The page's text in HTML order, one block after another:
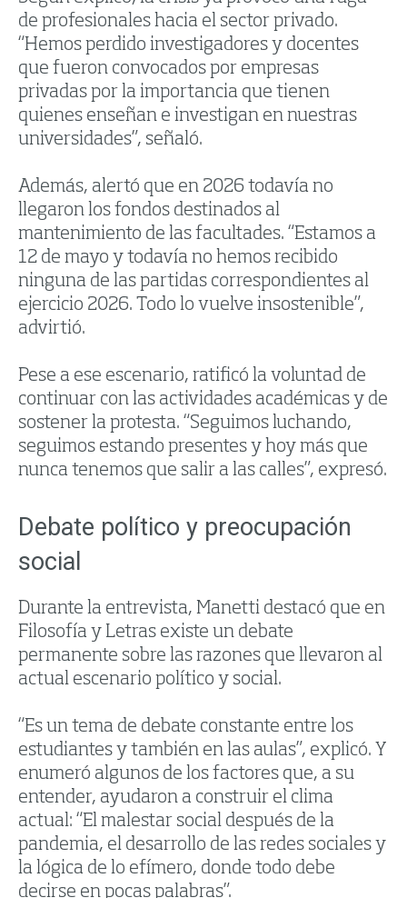
de profesionales hacia el sector privado.
“Hemos perdido investigadores y docentes
que fueron convocados por empresas
privadas por la importancia que tienen
quienes enseñan e investigan en nuestras
universidades”, señaló.
Además, alertó que en 2026 todavía no
llegaron los fondos destinados al
mantenimiento de las facultades. “Estamos a
12 de mayo y todavía no hemos recibido
ninguna de las partidas correspondientes al
ejercicio 2026. Todo lo vuelve insostenible”,
advirtió.
Pese a ese escenario, ratificó la voluntad de
continuar con las actividades académicas y de
sostener la protesta. “Seguimos luchando,
seguimos estando presentes y hoy más que
nunca tenemos que salir a las calles”, expresó.
Debate político y preocupación
social
Durante la entrevista, Manetti destacó que en
Filosofía y Letras existe un debate
permanente sobre las razones que llevaron al
actual escenario político y social.
“Es un tema de debate constante entre los
estudiantes y también en las aulas”, explicó. Y
enumeró algunos de los factores que, a su
entender, ayudaron a construir el clima
actual: “El malestar social después de la
pandemia, el desarrollo de las redes sociales y
la lógica de lo efímero, donde todo debe
decirse en pocas palabras”.